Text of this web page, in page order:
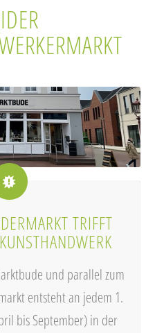
TRIFFT
und parallel zum
entsteht an jedem 1.
bis September) in der